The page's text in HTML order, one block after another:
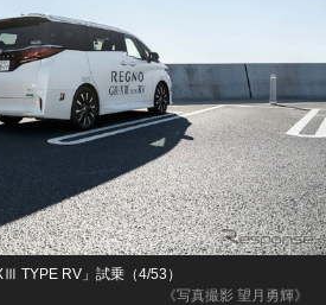
《写真撮影 望月勇輝》
TYPE RV」試乗（4/53）